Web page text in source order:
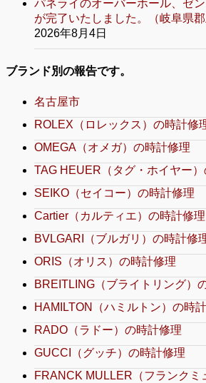
パネライのオーバーホール、ゼ
が完了いたしました。（岐阜県郡
2026年8月4日
ブランド別の報告です。
名古屋市
ROLEX（ロレックス）の時計修
OMEGA（オメガ）の時計修理
TAG HEUER（タグ・ホイヤー
SEIKO（セイコー）の時計修理
Cartier（カルティエ）の時計修理
BVLGARI（ブルガリ）の時計修
ORIS（オリス）の時計修理
BREITLING（ブライトリング）
HAMILTON（ハミルトン）の時
RADO（ラドー）の時計修理
GUCCI（グッチ）の時計修理
FRANCK MULLER（フランクミ